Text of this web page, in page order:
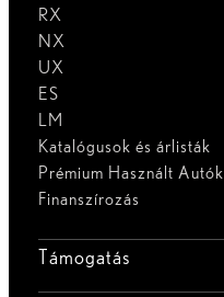
RX
NX
UX
ES
LM
Katalógusok és árlisták
Prémium Használt Autók
Finanszírozás
Támogatás